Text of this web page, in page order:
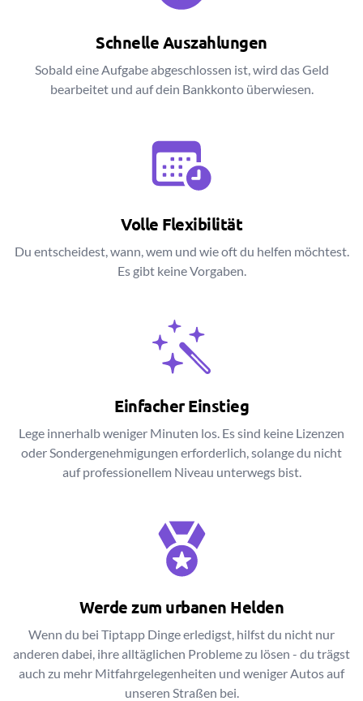
Schnelle Auszahlungen
Sobald eine Aufgabe abgeschlossen ist, wird das Geld
bearbeitet und auf dein Bankkonto überwiesen.
Volle Flexibilität
Du entscheidest, wann, wem und wie oft du helfen möchtest.
Es gibt keine Vorgaben.
Einfacher Einstieg
Lege innerhalb weniger Minuten los. Es sind keine Lizenzen
oder Sondergenehmigungen erforderlich, solange du nicht
auf professionellem Niveau unterwegs bist.
Werde zum urbanen Helden
Wenn du bei Tiptapp Dinge erledigst, hilfst du nicht nur
anderen dabei, ihre alltäglichen Probleme zu lösen - du trägst
auch zu mehr Mitfahrgelegenheiten und weniger Autos auf
unseren Straßen bei.